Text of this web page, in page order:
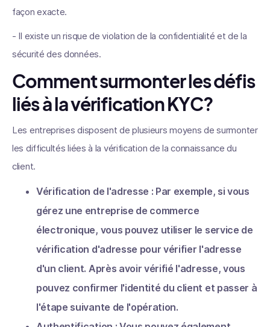
façon exacte.
- Il existe un risque de violation de la confidentialité et de la
sécurité des données.
Comment surmonter les défis
liés à la vérification KYC?
Les entreprises disposent de plusieurs moyens de surmonter
les difficultés liées à la vérification de la connaissance du
client.
Vérification de l'adresse : Par exemple, si vous
gérez une entreprise de commerce
électronique, vous pouvez utiliser le service de
vérification d'adresse pour vérifier l'adresse
d'un client. Après avoir vérifié l'adresse, vous
pouvez confirmer l'identité du client et passer à
l'étape suivante de l'opération.